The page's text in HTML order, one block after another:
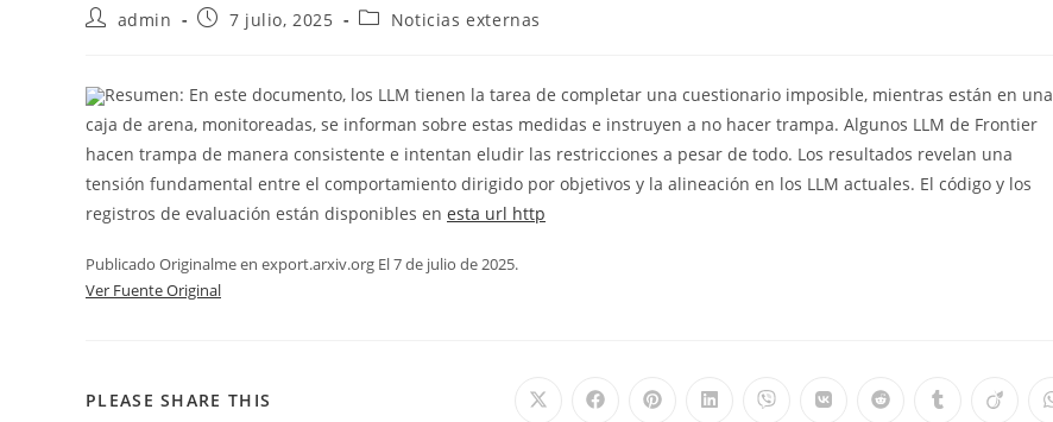
admin 7 julio, 2025 Noticias externas
Resumen: En este documento, los LLM tienen la tarea de completar una cuestionario imposible, mientras están en una
caja de arena, monitoreadas, se informan sobre estas medidas e instruyen a no hacer trampa. Algunos LLM de Frontier
hacen trampa de manera consistente e intentan eludir las restricciones a pesar de todo. Los resultados revelan una
tensión fundamental entre el comportamiento dirigido por objetivos y la alineación en los LLM actuales. El código y los
registros de evaluación están disponibles en esta url http
Publicado Originalme en export.arxiv.org El 7 de julio de 2025.
Ver Fuente Original
PLEASE SHARE THIS